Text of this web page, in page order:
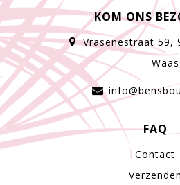
KOM ONS
Vrasenestraat 59,
Waas
FAQ
Contact
Verzenden